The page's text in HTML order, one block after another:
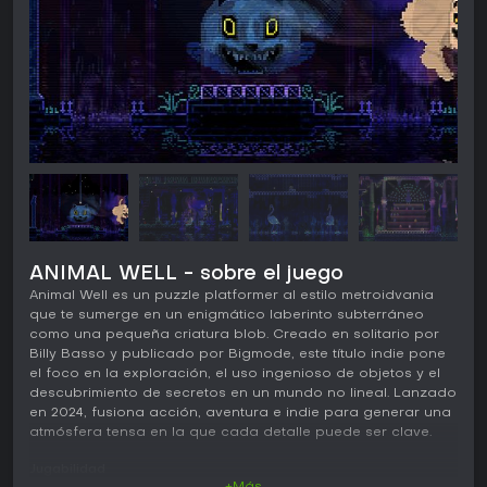
ANIMAL WELL - sobre el juego
Animal Well es un puzzle platformer al estilo metroidvania
que te sumerge en un enigmático laberinto subterráneo
como una pequeña criatura blob. Creado en solitario por
Billy Basso y publicado por Bigmode, este título indie pone
el foco en la exploración, el uso ingenioso de objetos y el
descubrimiento de secretos en un mundo no lineal. Lanzado
en 2024, fusiona acción, aventura e indie para generar una
atmósfera tensa en la que cada detalle puede ser clave.